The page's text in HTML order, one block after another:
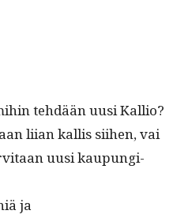
tehdään uusi Kallio?
liian kallis siihen, vai
uusi kaupungi­
ja